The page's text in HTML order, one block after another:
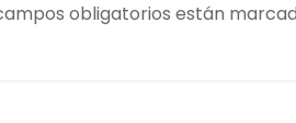
obligatorios están